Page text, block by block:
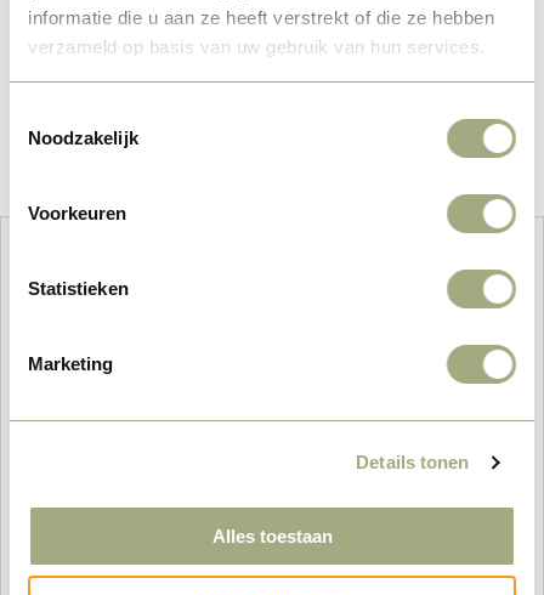
informatie die u aan ze heeft verstrekt of die ze hebben
verzameld op basis van uw gebruik van hun services.
Noodzakelijk
Voorkeuren
Statistieken
Marketing
Details tonen
Alles toestaan
Wer kommt mit?
– +
Abreise: